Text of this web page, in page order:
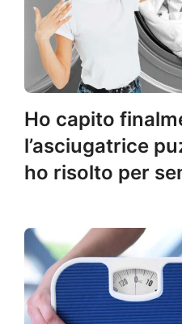
Ho capito
l’asciugatrice
ho risolto per